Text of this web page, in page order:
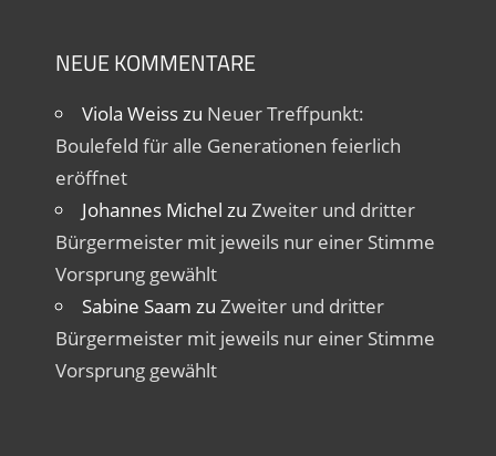
NEUE KOMMENTARE
Viola Weisszu Neuer Treffpunkt:
Boulefeld für alle Generationen feierlich
eröffnet
Johannes Michel zu Zweiter und dritter
Bürgermeister mit jeweils nur einer Stimme
Vorsprung gewählt
Sabine Saam zu Zweiter und dritter
Bürgermeister mit jeweils nur einer Stimme
Vorsprung gewählt